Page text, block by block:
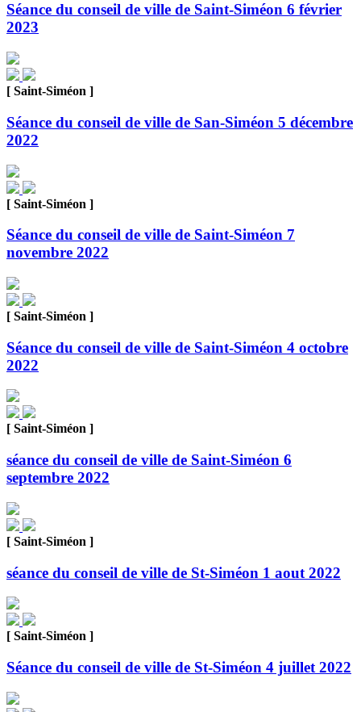
Séance du conseil de ville de Saint-Siméon 6 février
2023
[ Saint-Siméon ]
Séance du conseil de ville de San-Siméon 5 décembre
2022
[ Saint-Siméon ]
Séance du conseil de ville de Saint-Siméon 7
novembre 2022
[ Saint-Siméon ]
Séance du conseil de ville de Saint-Siméon 4 octobre
2022
[ Saint-Siméon ]
séance du conseil de ville de Saint-Siméon 6
septembre 2022
[ Saint-Siméon ]
séance du conseil de ville de St-Siméon 1 aout 2022
[ Saint-Siméon ]
Séance du conseil de ville de St-Siméon 4 juillet 2022